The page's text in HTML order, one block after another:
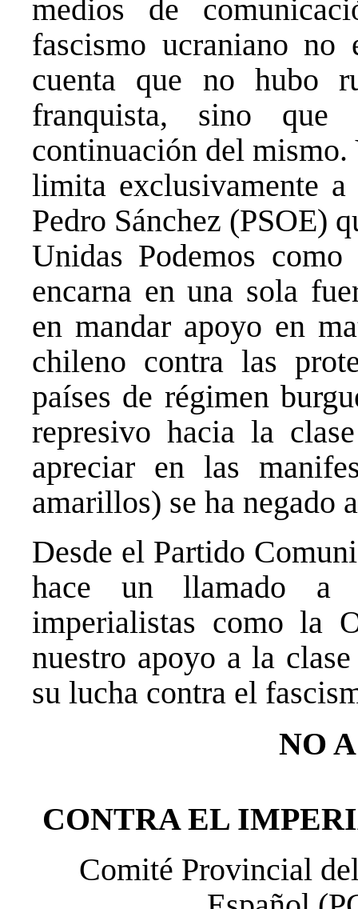
medios de
fascismo ucraniano no
cuenta que no hubo
franquista, sino
continuación del mismo.
limita exclusivamente
Pedro Sánchez (PSOE)
Unidas Podemos
encarna en una sola
en mandar apoyo en
chileno contra las
países de régimen
represivo hacia la
apreciar en las
amarillos) se ha negado
Desde el Partido
hace un llamado a
imperialistas como la
nuestro apoyo a la
su lucha contra el
NO
CONTRA EL
Comité Provincial